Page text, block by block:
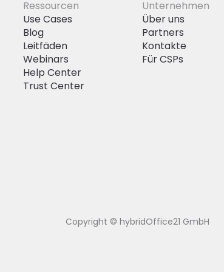
Ressourcen
Use Cases
Blog
Leitfäden
Webinars
Help Center
Trust Center
Unternehmen
Über uns
Partners
Kontakte
Für CSPs